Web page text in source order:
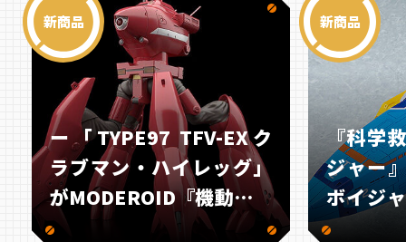
新商品
ー「TYPE97 TFV-EXク
ラブマン・ハイレッグ」
がMODEROID『機動警察
パトレイバー』シリーズ
新商品
『科学
ジャー
ボイジ
トで初